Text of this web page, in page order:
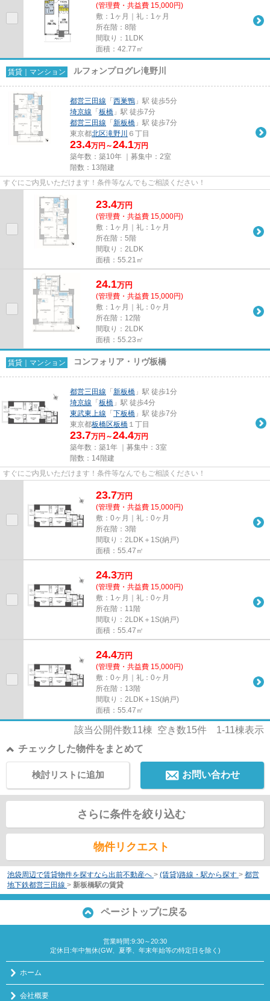
(管理費・共益費 15,000円)
敷：1ヶ月｜礼：1ヶ月
所在階：8階
間取り：1LDK
面積：42.77㎡
賃貸｜マンション ルフォンプログレ滝野川
都営三田線 「 西巣鴨 」駅 徒歩5分
埼京線 「 板橋 」駅 徒歩7分
都営三田線 「 新板橋 」駅 徒歩7分
東京都北区滝野川 ６丁目
23.4万円～24.1万円
築年数：築10年 ｜募集中： 2室
階数：13階建
すぐにご内見いただけます！条件等なんでもご相談ください！
23.4万円
(管理費・共益費 15,000円)
敷：1ヶ月｜礼：1ヶ月
所在階：5階
間取り：2LDK
面積：55.21㎡
24.1万円
(管理費・共益費 15,000円)
敷：1ヶ月｜礼：0ヶ月
所在階：12階
間取り：2LDK
面積：55.23㎡
賃貸｜マンション コンフォリア・リヴ板橋
都営三田線 「 新板橋 」駅 徒歩1分
埼京線 「 板橋 」駅 徒歩4分
東武東上線 「 下板橋 」駅 徒歩7分
東京都板橋区板橋 １丁目
23.7万円～24.4万円
築年数：築1年 ｜募集中： 3室
階数：14階建
すぐにご内見いただけます！条件等なんでもご相談ください！
23.7万円
(管理費・共益費 15,000円)
敷：0ヶ月｜礼：0ヶ月
所在階：3階
間取り：2LDK＋1S(納戸)
面積：55.47㎡
24.3万円
(管理費・共益費 15,000円)
敷：1ヶ月｜礼：0ヶ月
所在階：11階
間取り：2LDK＋1S(納戸)
面積：55.47㎡
24.4万円
(管理費・共益費 15,000円)
敷：0ヶ月｜礼：0ヶ月
所在階：13階
間取り：2LDK＋1S(納戸)
面積：55.47㎡
該当公開件数11棟 空き数15件 1-11棟表示
チェックした物件をまとめて
お問い合わせ
検討リストに追加
さらに条件を絞り込む
物件リクエスト
池袋周辺で賃貸物件を探すなら出前不動産へ > (賃貸)路線・駅から探す > 都営
地下鉄都営三田線 > 新板橋駅の賃貸
ページトップに戻る
営業時間:9:30～20:30
定休日:年中無休(GW、夏季、年末年始等の特定日を除く)
ホーム
会社概要